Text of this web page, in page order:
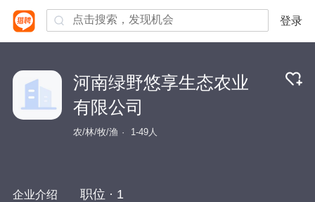
登录
河南绿野悠享生态农业
有限公司
农/林/牧/渔 1-49人
企业介绍 职位 · 1